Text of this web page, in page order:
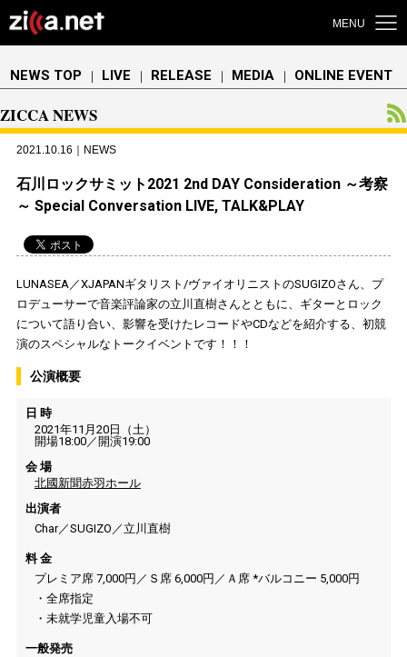
MENU
NEWS TOP ｜ LIVE ｜ RELEASE ｜ MEDIA ｜ ONLINE EVENT
ZICCA NEWS
2021.10.16｜NEWS
石川ロックサミット2021 2nd DAY Consideration ～考察
～ Special Conversation LIVE, TALK&PLAY
LUNASEA／XJAPANギタリスト/ヴァイオリニストのSUGIZOさん、プ
ロデューサーで音楽評論家の立川直樹さんとともに、ギターとロック
について語り合い、影響を受けたレコードやCDなどを紹介する、初競
演のスペシャルなトークイベントです！！！
公演概要
日 時
2021年11月20日（土）
開場18:00／開演19:00
会 場
北國新聞赤羽ホール
出演者
Char／SUGIZO／立川直樹
料 金
プレミア席 7,000円／Ｓ席 6,000円／Ａ席 *バルコニー 5,000円
・全席指定
・未就学児童入場不可
一般発売